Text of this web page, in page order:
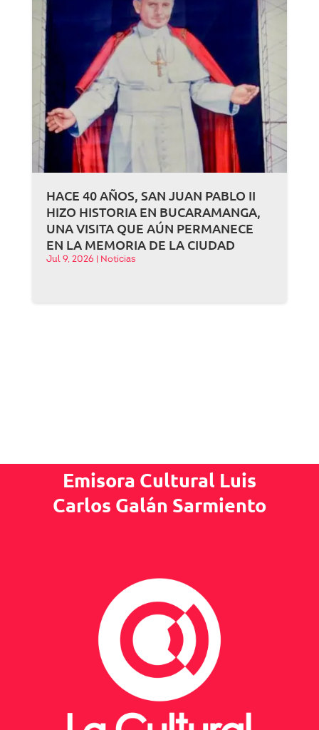
HACE 40 AÑOS, SAN JUAN PABLO II
HIZO HISTORIA EN BUCARAMANGA,
UNA VISITA QUE AÚN PERMANECE
EN LA MEMORIA DE LA CIUDAD
Jul 9, 2026 Noticias
Emisora Cultural Luis
Carlos Galán Sarmiento